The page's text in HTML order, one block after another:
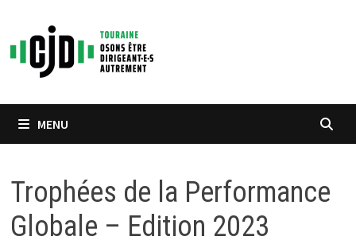
contenu
MENU
Trophées de la Performance
Globale – Edition 2023